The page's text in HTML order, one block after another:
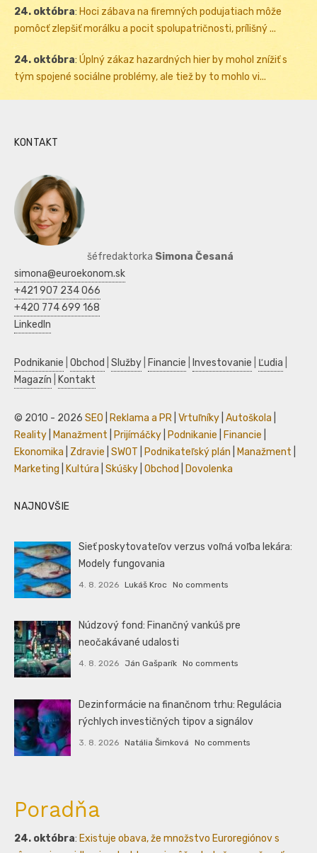
24. októbra: Hoci zábava na firemných podujatiach môže
pomôcť zlepšiť morálku a pocit spolupatričnosti, prílišný ...
24. októbra: Úplný zákaz hazardných hier by mohol znížiť s
tým spojené sociálne problémy, ale tiež by to mohlo vi...
KONTAKT
šéfredaktorka Simona Česaná
simona@euroekonom.sk
+421 907 234 066
+420 774 699 168
LinkedIn
Podnikanie Obchod Služby Financie Investovanie Ľudia
Magazín
Kontakt
© 2010 - 2026 SEO Reklama a PR Vrtuľníky Autoškola
Reality
Manažment Prijímáčky Podnikanie Financie
Ekonomika
Zdravie SWOT Podnikateľský plán Manažment
Marketing
Kultúra Skúšky Obchod Dovolenka
NAJNOVŠIE
Sieť poskytovateľov verzus voľná voľba lekára:
Modely fungovania
4. 8. 2026 Lukáš Kroc No comments
Núdzový fond: Finančný vankúš pre
neočakávané udalosti
4. 8. 2026 Ján Gašparík No comments
Dezinformácie na finančnom trhu: Regulácia
rýchlych investičných tipov a signálov
3. 8. 2026 Natália Šimková No comments
Poradňa
24. októbra: Existuje obava, že množstvo Euroregiónov s